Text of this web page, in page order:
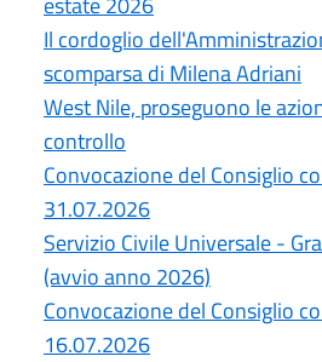
Il cordoglio
scomparsa di Milena Adriani
West Nile, proseguono le
controllo
Convocazione del Consiglio
31.07.2026
Servizio Civile Universale -
(avvio anno 2026)
Convocazione del Consiglio
16.07.2026